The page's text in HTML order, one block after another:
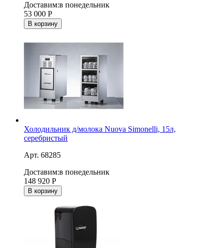
Доставим:в понедельник
53 000 Р
В корзину
Холодильник д/молока Nuova Simonelli, 15л,
серебристый
Арт. 68285
Доставим:в понедельник
148 920 Р
В корзину